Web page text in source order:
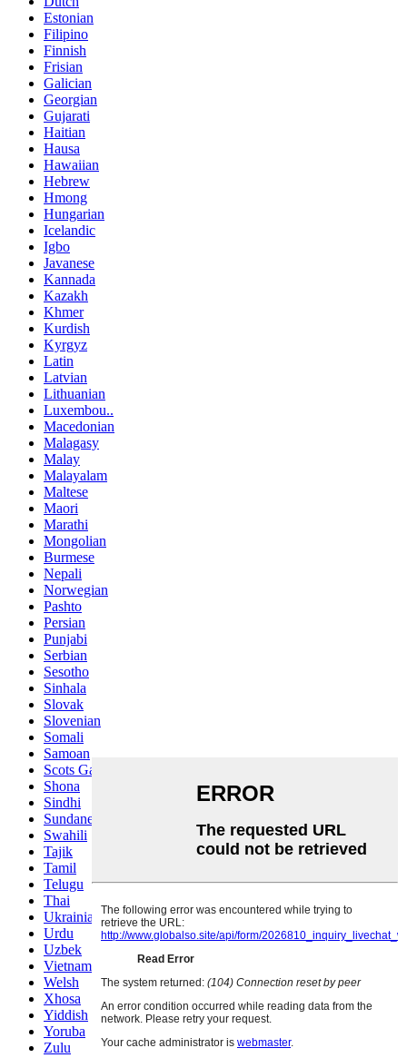
Estonian
Filipino
Finnish
Frisian
Galician
Georgian
Gujarati
Haitian
Hausa
Hawaiian
Hebrew
Hmong
Hungarian
Icelandic
Igbo
Javanese
Kannada
Kazakh
Khmer
Kurdish
Kyrgyz
Latin
Latvian
Lithuanian
Luxembou..
Macedonian
Malagasy
Malay
Malayalam
Maltese
Maori
Marathi
Mongolian
Burmese
Nepali
Norwegian
Pashto
Persian
Punjabi
Serbian
Sesotho
Sinhala
Slovak
Slovenian
Somali
Samoan
Scots Gaelic
Shona
Sindhi
Sundanese
Swahili
Tajik
Tamil
Telugu
Thai
Ukrainian
Urdu
Uzbek
Vietnamese
Welsh
Xhosa
Yiddish
Yoruba
Zulu